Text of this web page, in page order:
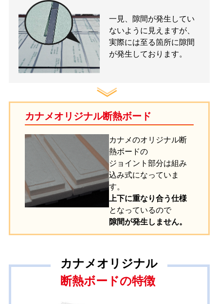
一見、隙間が発生してい
ないように見えますが、
実際には至る箇所に隙間
が発生しております。
カナメオリジナル断熱ボード
カナメのオリジナル断
熱ボードの
ジョイント部分は組み
込み式になっていま
す。
上下に重なり合う仕様
となっているので
隙間が発生しません。
カナメオリジナル
断熱ボードの特徴